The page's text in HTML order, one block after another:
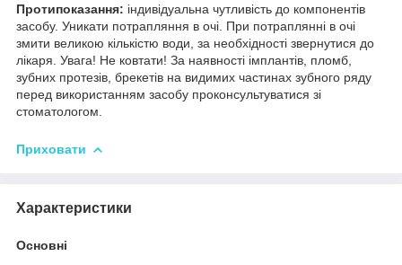
Протипоказання: індивідуальна чутливість до компонентів
засобу. Уникати потрапляння в очі. При потраплянні в очі
змити великою кількістю води, за необхідності звернутися до
лікаря. Увага! Не ковтати! За наявності імплантів, пломб,
зубних протезів, брекетів на видимих частинах зубного ряду
перед використанням засобу проконсультуватися зі
стоматологом.
Приховати
Характеристики
Основні